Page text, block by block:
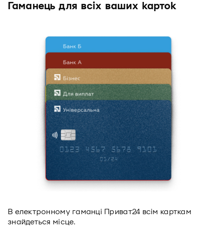
Гаманець для всіх ваших карток
В електронному гаманці Приват24 всім карткам
знайдеться місце.